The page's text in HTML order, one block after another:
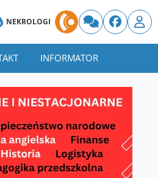
NEKROLOGI
INFORMATOR